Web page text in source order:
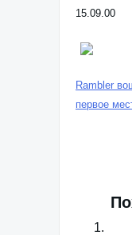
15.09.00
Rambler
первое